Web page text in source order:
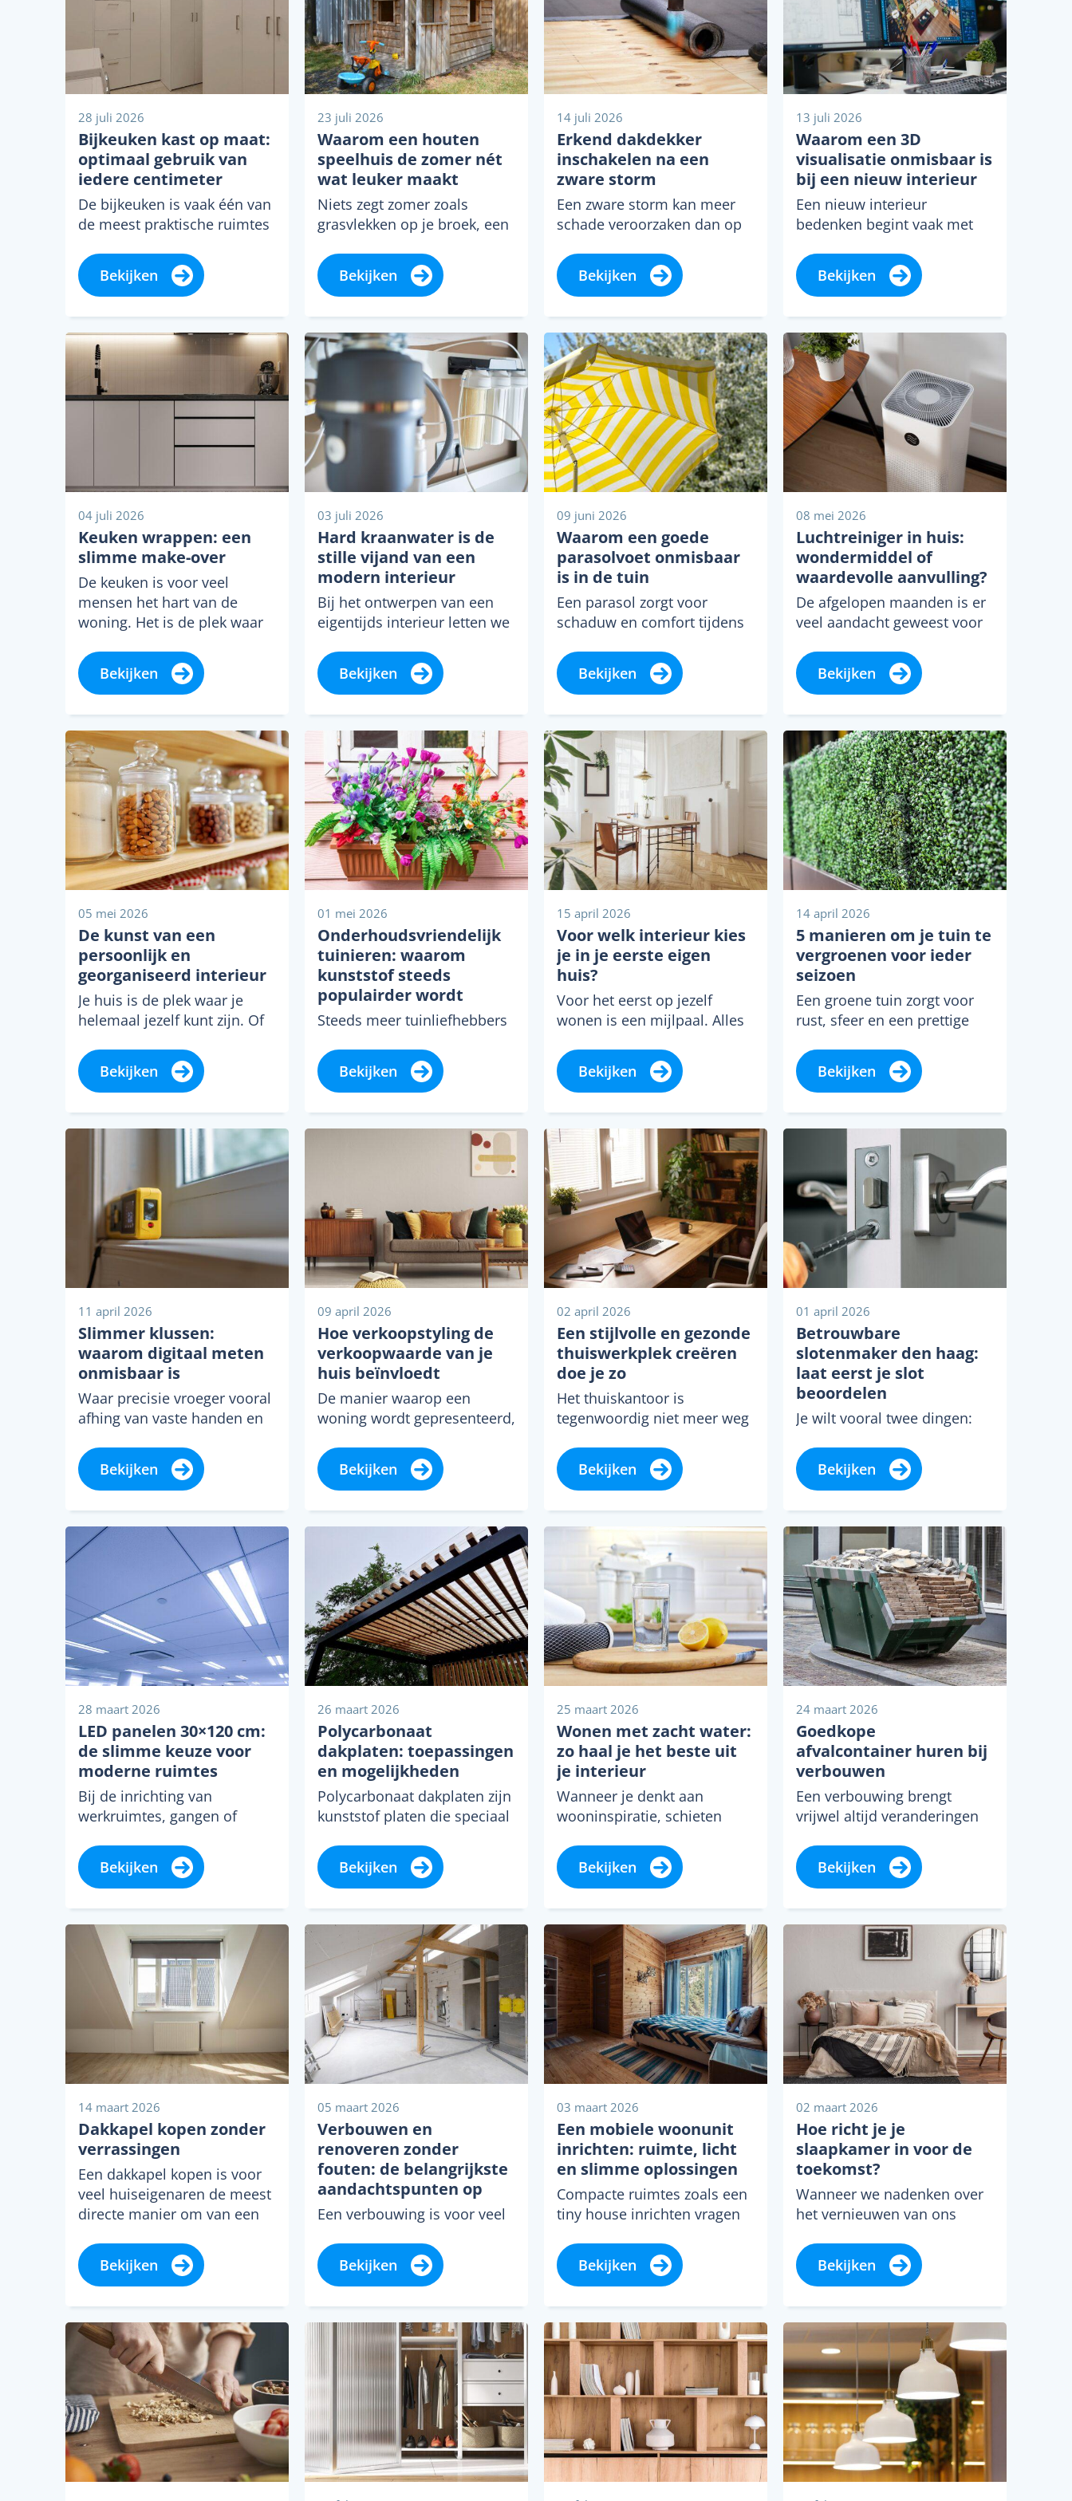
28 juli 2026
Bijkeuken kast op maat:
optimaal gebruik van
iedere centimeter
De bijkeuken is vaak één van
de meest praktische ruimtes
schoonmaakspullen,
voorraad, schoenen, jassen
Bekijken
23 juli 2026
Waarom een houten
speelhuis de zomer nét
wat leuker maakt
Niets zegt zomer zoals
grasvlekken op je broek, een
of mam die met
zonnebrandcrème...
Bekijken
14 juli 2026
Erkend dakdekker
inschakelen na een
zware storm
Een zware storm kan meer
schade veroorzaken dan op
is. Harde wind, hevige regen
en rondvliegende...
Bekijken
13 juli 2026
Waarom een 3D
visualisatie onmisbaar is
bij een nieuw interieur
Een nieuw interieur
bedenken begint vaak met
plattegronden. Toch blijft het
lastig om je echt voor te...
Bekijken
04 juli 2026
Keuken wrappen: een
slimme make-over
De keuken is voor veel
mensen het hart van de
woning. Het is de plek waar
gegeten...
Bekijken
03 juli 2026
Hard kraanwater is de
stille vijand van een
modern interieur
Bij het ontwerpen van een
eigentijds interieur letten we
zorgvuldig de perfecte matte
kranen, een...
Bekijken
09 juni 2026
Waarom een goede
parasolvoet onmisbaar
is in de tuin
Een parasol zorgt voor
schaduw en comfort tijdens
een stevige basis kan een
parasol al snel...
Bekijken
08 mei 2026
Luchtreiniger in huis:
wondermiddel of
waardevolle aanvulling?
De afgelopen maanden is er
veel aandacht geweest voor
enkele TV-programma’s
gaven aandacht aan de
Bekijken
05 mei 2026
De kunst van een
persoonlijk en
georganiseerd interieur
Je huis is de plek waar je
helemaal jezelf kunt zijn. Of
interieur hebt...
Bekijken
01 mei 2026
Onderhoudsvriendelijk
tuinieren: waarom
kunststof steeds
populairder wordt
Steeds meer tuinliefhebbers
het inrichten van hun
buitenruimte voor
hierin een opvallende...
Bekijken
15 april 2026
Voor welk interieur kies
je in je eerste eigen
huis?
Voor het eerst op jezelf
wonen is een mijlpaal. Alles
vrijheid én de keuzes die...
Bekijken
14 april 2026
5 manieren om je tuin te
vergroenen voor ieder
seizoen
Een groene tuin zorgt voor
rust, sfeer en een prettige
hele jaar door kunt genieten.
Toch...Bekijken
11 april 2026
Slimmer klussen:
waarom digitaal meten
onmisbaar is
Waar precisie vroeger vooral
afhing van vaste handen en
meten tegenwoordig een
groot verschil in de...
Bekijken
09 april 2026
Hoe verkoopstyling de
verkoopwaarde van je
huis beïnvloedt
De manier waarop een
woning wordt gepresenteerd,
snel en tegen welke prijs die
wordt verkocht....
Bekijken
02 april 2026
Een stijlvolle en gezonde
thuiswerkplek creëren
doe je zo
Het thuiskantoor is
tegenwoordig niet meer weg
Waar de een de luxe heeft
van een...
Bekijken
01 april 2026
Betrouwbare
slotenmaker den haag:
laat eerst je slot
beoordelen
Je wilt vooral twee dingen:
min mogelijk schade aan je
deur. Dat lukt het...
Bekijken
28 maart 2026
LED panelen 30×120 cm:
de slimme keuze voor
moderne ruimtes
Bij de inrichting van
werkruimtes, gangen of
grotere rol dan veel mensen
beseffen. Goed licht
Bekijken
26 maart 2026
Polycarbonaat
dakplaten: toepassingen
en mogelijkheden
Polycarbonaat dakplaten zijn
kunststof platen die speciaal
als lichtdoorlatende
dakbedekking. Het materiaal
Bekijken
25 maart 2026
Wonen met zacht water:
zo haal je het beste uit
je interieur
Wanneer je denkt aan
wooninspiratie, schieten
kleurenpaletten, meubels en
mooie accessoires door je
Bekijken
24 maart 2026
Goedkope
afvalcontainer huren bij
verbouwen
Een verbouwing brengt
vrijwel altijd veranderingen
aanzienlijke hoeveelheid
afval. Of het nu gaat om...
Bekijken
14 maart 2026
Dakkapel kopen zonder
verrassingen
Een dakkapel kopen is voor
veel huiseigenaren de meest
directe manier om van een
kamer te...
Bekijken
05 maart 2026
Verbouwen en
renoveren zonder
fouten: de belangrijkste
aandachtspunten op
een rij
Een verbouwing is voor veel
brengt vaak de nodige
spanning met zich mee. Een
Bekijken
03 maart 2026
Een mobiele woonunit
inrichten: ruimte, licht
en slimme oplossingen
Compacte ruimtes zoals een
tiny house inrichten vragen
standaard woonkamer in een
woning. Wie een...
Bekijken
02 maart 2026
Hoe richt je je
slaapkamer in voor de
toekomst?
Wanneer we nadenken over
het vernieuwen van ons
aandacht vaak naar de
woonkamer of de ruim...
Bekijken